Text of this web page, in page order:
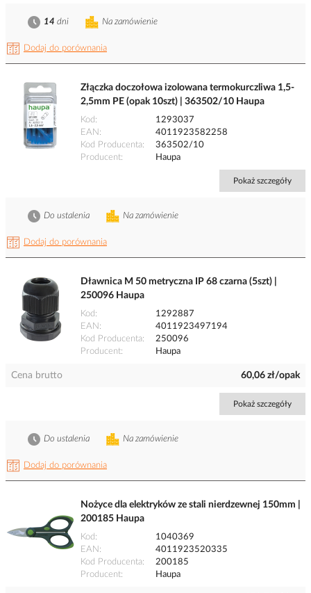
Dodaj do porównania
Na zamówienie
14 dni
Złączka doczołowa izolowana termokurczliwa 1,5-
2,5mm PE (opak 10szt) | 363502/10 Haupa
Kod
1293037
EAN
4011923582258
Kod Producenta
363502/10
Producent
Haupa
Pokaż szczegóły
Dodaj do porównania
Na zamówienie
Do ustalenia
Dławnica M 50 metryczna IP 68 czarna (5szt) |
250096 Haupa
Kod
1292887
EAN
4011923497194
Kod Producenta
250096
Producent
Haupa
Cena brutto 60,06 zł/opak
Pokaż szczegóły
Dodaj do porównania
Na zamówienie
Do ustalenia
Nożyce dla elektryków ze stali nierdzewnej 150mm |
200185 Haupa
Kod
1040369
EAN
4011923520335
Kod Producenta
200185
Producent
Haupa